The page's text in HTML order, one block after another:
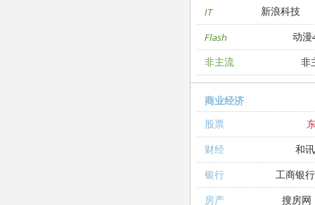
IT 新浪科技
Flash 动漫
非主流 非
商业经济
股票
财经 和
银行 工商银行
房产 搜房网